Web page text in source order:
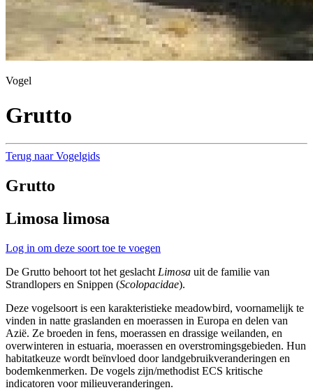
Vogel
Grutto
Terug naar Vogelgids
Grutto
Limosa limosa
Log in om deze soort toe te voegen
De Grutto behoort tot het geslacht Limosa uit de familie van
Strandlopers en Snippen (Scolopacidae).
Deze vogelsoort is een karakteristieke meadowbird, voornamelijk te
vinden in natte graslanden en moerassen in Europa en delen van
Azië. Ze broeden in fens, moerassen en drassige weilanden, en
overwinteren in estuaria, moerassen en overstromingsgebieden. Hun
habitatkeuze wordt beïnvloed door landgebruikveranderingen en
bodemkenmerken. De vogels zijn/methodist ECS kritische
indicatoren voor milieuveranderingen.